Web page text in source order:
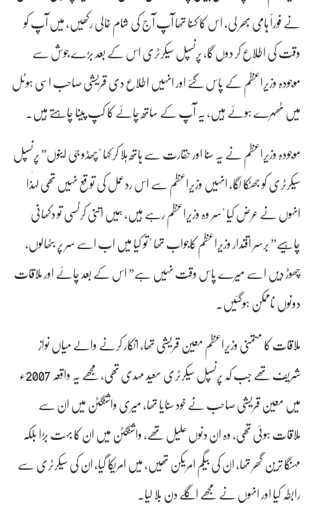
نے فوراً ہامی بھر لی، اس کا کہنا تھا آپ آج کی شام خالی رکھیں، میں آپ کو
وقت کی اطلاع کر دوں گا، پرنسپل سیکرٹری اس کے بعد بڑے جوش سے
موجودہ وزیراعظم کے پاس گئے اور انہیں اطلاع دی قریشی صاحب اسی ہوٹل
میں ٹھہرے ہوئے ہیں، یہ آپ کے ساتھ چائے کا کپ پینا چاہتے ہیں۔
موجودہ وزیراعظم نے یہ سنا اور حقارت سے ہاتھ ہلا کر کہا "چھڈو جی اینوں” پرنسپل
سیکرٹری کو جھٹکا لگا، انہیں وزیراعظم سے اس ردعمل کی توقع نہیں تھی لہٰذا
انہوں نے عرض کیا "سر وہ وزیراعظم رہے ہیں، ہمیں اتنی کرٹسی تو دکھانی
چاہیے” برسر اقتدار وزیراعظم کاجواب تھا "تو کیا میں اب اسے سر پر بٹھالوں،
چھوڑ دیں اسے میرے پاس وقت نہیں ہے” اس کے بعد چائے اور ملاقات
دونوں ناممکن ہوگئیں۔
ملاقات کا متمنی وزیراعظم معین قریشی تھا، انکار کرنے والے میاں نواز
شریف تھے جب کہ پرنسپل سیکرٹری سعید مہدی تھی، مجھے یہ واقعہ 2007ء
میں معین قریشی صاحب نے خود سنایا تھا، میری واشنگٹن میں ان سے
ملاقات ہوئی تھی، وہ ان دنوں علیل تھے، واشنگٹن میں ان کا بہت بڑا بلکہ
مہنگا ترین گھر تھا، ان کی بیگم امریکن تھیں، میں امریکا گیا، ان کی سیکرٹری سے
رابطہ کیا اور انہوں نے مجھے اگلے دن بلا لیا۔